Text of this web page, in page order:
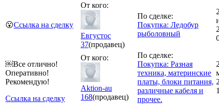
😮Ссылка на сделку
От кого:
Евгустос
37(продавец)
По сделке:
Покупка: Ледобур
рыболовный
￼Все отлично!
Оперативно!
Рекомендую!
Ссылка на сделку
От кого:
Aktion-au
168(продавец)
По сделке:
Покупка: Разная
техника, материнские
платы, блоки питания,
различные кабеля и
прочее.